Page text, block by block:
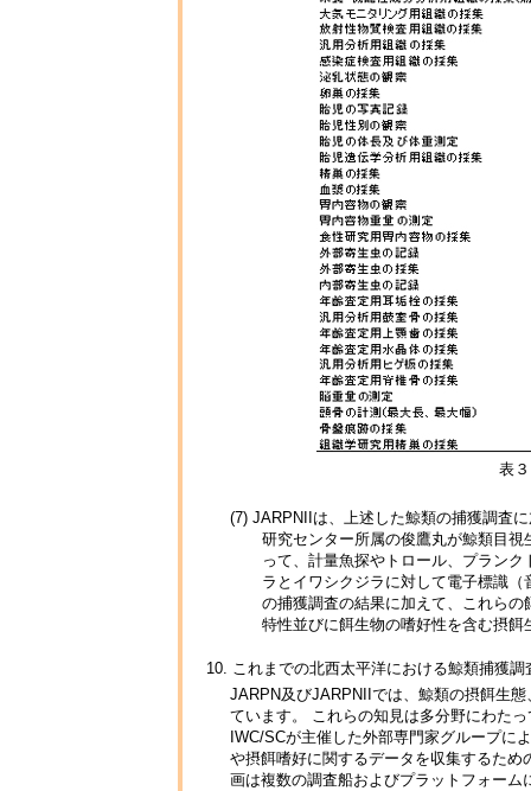
表
(7) JARPNIIは、上述した鯨類の捕獲調査
研究センター所属の俊鷹丸が鯨類目
って、計量魚探やトロール、プラン
ラとイワシクジラに対して電子標識
の捕獲調査の結果に加えて、これら
特性並びに餌生物の嗜好性を含む摂
10. これまでの北西太平洋における鯨類捕獲
JARPN及びJARPNIIでは、鯨類の摂餌生
ています。 これらの知見は多分野にわた
IWC/SCが主催した外部専門家グループに
や摂餌嗜好に関するデータを収集するた
画は複数の調査船およびプラットフォー